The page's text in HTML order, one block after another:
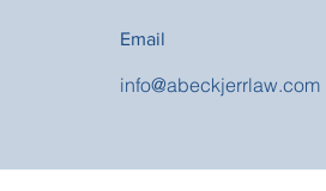
Email
info@abeckjerrlaw.com